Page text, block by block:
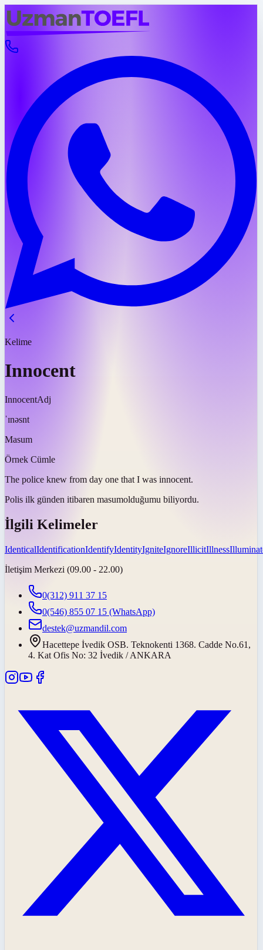
Kelime
Innocent
InnocentAdj
ˈɪnəsnt
Masum
Örnek Cümle
The police knew from day one that I was innocent.
Polis ilk günden itibaren masumolduğumu biliyordu.
İlgili Kelimeler
IdenticalIdentificationIdentifyIdentityIgniteIgnoreIllicitIllness
İletişim Merkezi (09.00 - 22.00)
0(312) 911 37 15
0(546) 855 07 15 (WhatsApp)
destek@uzmandil.com
Hacettepe İvedik OSB. Teknokenti 1368. Cadde No.61,
4. Kat Ofis No: 32 İvedik / ANKARA